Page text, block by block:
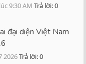
9:30 AM Trả lời: 0
đại diện Việt Nam
2026Trả lời: 0